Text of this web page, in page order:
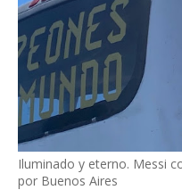
Iluminado y eterno. Messi
por Buenos Aires